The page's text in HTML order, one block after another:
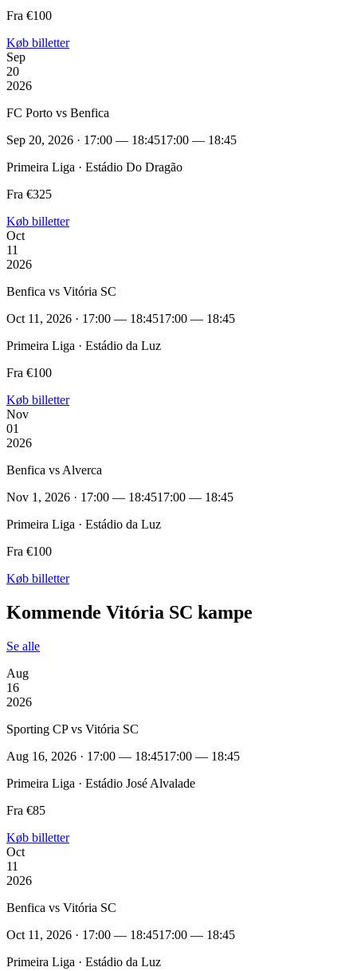
Fra €100
Køb billetter
Sep
20
2026
FC Porto vs Benfica
Sep 20, 2026 · 17:00 — 18:4517:00 — 18:45
Primeira Liga · Estádio Do Dragão
Fra €325
Køb billetter
Oct
11
2026
Benfica vs Vitória SC
Oct 11, 2026 · 17:00 — 18:4517:00 — 18:45
Primeira Liga · Estádio da Luz
Fra €100
Køb billetter
Nov
01
2026
Benfica vs Alverca
Nov 1, 2026 · 17:00 — 18:4517:00 — 18:45
Primeira Liga · Estádio da Luz
Fra €100
Køb billetter
Kommende Vitória SC kampe
Se alle
Aug
16
2026
Sporting CP vs Vitória SC
Aug 16, 2026 · 17:00 — 18:4517:00 — 18:45
Primeira Liga · Estádio José Alvalade
Fra €85
Køb billetter
Oct
11
2026
Benfica vs Vitória SC
Oct 11, 2026 · 17:00 — 18:4517:00 — 18:45
Primeira Liga · Estádio da Luz